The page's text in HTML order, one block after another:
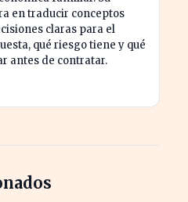
en traducir conceptos
claras para el
qué riesgo tiene y qué
antes de contratar.